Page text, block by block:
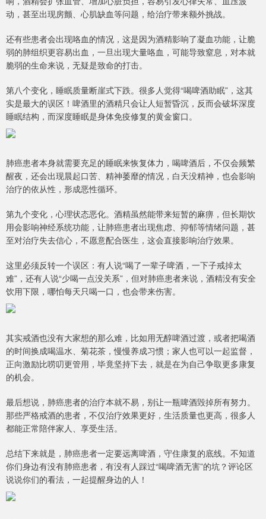
动，甚至出现房颤、心肌缺血等问题，给治疗带来额外挑战。
还有些患者会出现咯血的情况，这是因为酒精影响了凝血功能，让脆
弱的肺组织更容易出血，一旦出现大量咯血，可能导致窒息，对本就
脆弱的生命来说，无疑是致命的打击。
第八个变化，睡眠质量断崖式下跌。很多人觉得“喝啤酒助眠”，这其
实是最大的误区！啤酒里的酒精只会让人短暂昏沉，反而会破坏深度
睡眠结构，而深度睡眠是身体免疫修复的黄金窗口。
肺癌患者本身就需要充足的睡眠来恢复体力，喝啤酒后，不仅会频繁
醒夜，还会出现晨起口苦、精神萎靡的情况，白天没精神，也会影响
治疗的依从性，形成恶性循环。
第九个变化，心理状态恶化。酒精虽然能带来短暂的麻痹，但长期饮
用会影响神经系统功能，让肺癌患者出现焦虑、抑郁等情绪问题，甚
至对治疗失去信心，不愿意配合医生，这会直接影响治疗效果。
这里必须反转一个误区：有人说“喝了一辈子啤酒，一下子戒掉太
难”，还有人说“少喝一点没关系”，但对肺癌患者来说，酒精没有安全
饮用下限，哪怕每天只喝一口，也会带来伤害。
其实戒酒也没有大家想的那么难，比如用无醇啤酒过渡，或者把喝酒
的时间换成喝温水、菊花茶，慢慢养成习惯；家人也可以一起监督，
正向激励比唠叨更管用，毕竟坚持下去，就是在为自己争取更多康复
的机会。
最后想说，肺癌患者的治疗本就不易，别让一瓶啤酒毁掉所有努力。
那些严格戒酒的患者，不仅治疗效果更好，生活质量也更高，很多人
都能正常陪伴家人、享受生活。
总结下来就是，肺癌患者一定要远离啤酒，守住康复的底线。不知道
你们身边有没有肺癌患者，有没有人踩过“喝啤酒无害”的坑？评论区
说说你们的看法，一起提醒身边的人！